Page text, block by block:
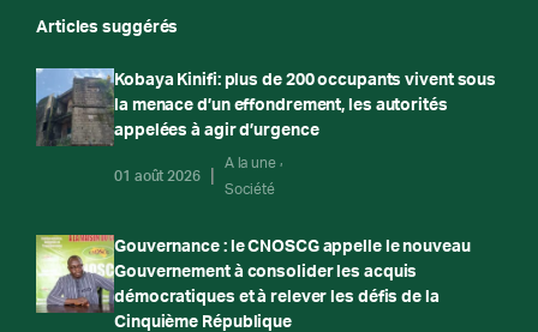
Articles suggérés
Kobaya Kinifi: plus de 200 occupants vivent sous
la menace d’un effondrement, les autorités
appelées à agir d’urgence
01 août 2026
A la une
Société
Gouvernance : le CNOSCG appelle le nouveau
Gouvernement à consolider les acquis
démocratiques et à relever les défis de la
Cinquième République